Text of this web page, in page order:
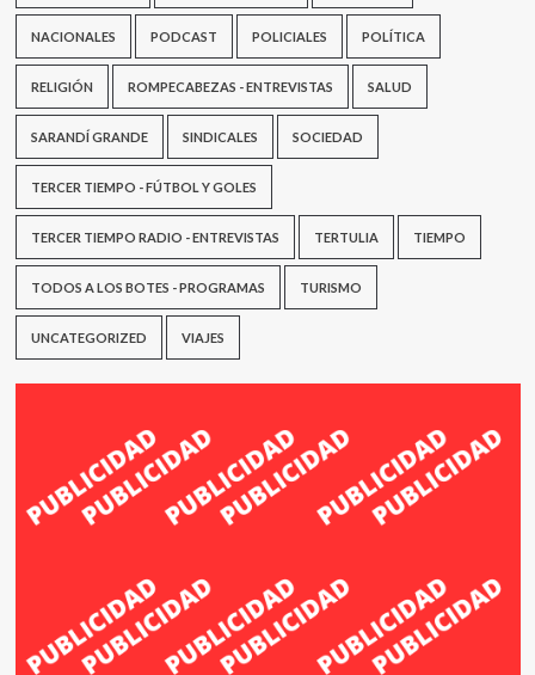
NACIONALES PODCAST POLICIALES POLÍTICA
RELIGIÓN ROMPECABEZAS - ENTREVISTAS SALUD
SARANDÍ GRANDE SINDICALES SOCIEDAD
TERCER TIEMPO - FÚTBOL Y GOLES
TERCER TIEMPO RADIO - ENTREVISTAS TERTULIA TIEMPO
TODOS A LOS BOTES - PROGRAMAS TURISMO
UNCATEGORIZED VIAJES